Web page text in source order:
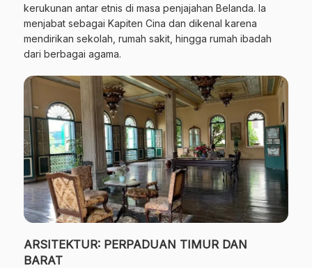
kerukunan antar etnis di masa penjajahan Belanda. Ia
menjabat sebagai Kapiten Cina dan dikenal karena
mendirikan sekolah, rumah sakit, hingga rumah ibadah
dari berbagai agama.
ARSITEKTUR: PERPADUAN TIMUR DAN
BARAT